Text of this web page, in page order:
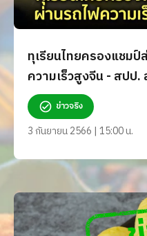
ทุเรียนไทยครองแชม
ความเร็วสูงจีน - สปป.
ข่าวจริง
3 กันยายน 2566 | 15:00 น.